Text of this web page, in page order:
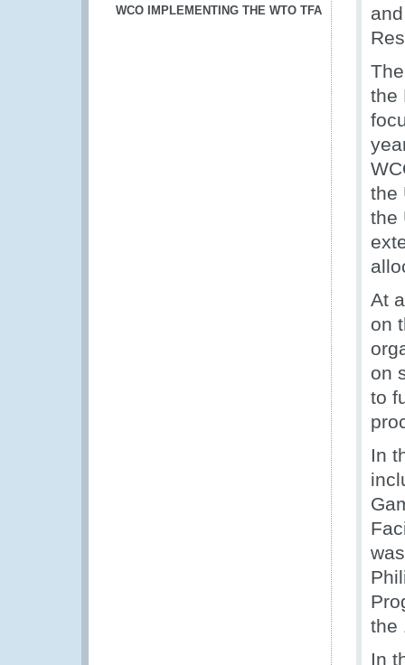
WCO IMPLEMENTING THE WTO TFA
the
the
the
At
on
on
to
In
the
In